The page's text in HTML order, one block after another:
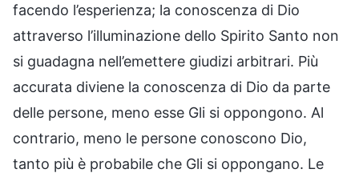
facendo l’esperienza; la conoscenza di Dio
attraverso l’illuminazione dello Spirito Santo non
si guadagna nell’emettere giudizi arbitrari. Più
accurata diviene la conoscenza di Dio da parte
delle persone, meno esse Gli si oppongono. Al
contrario, meno le persone conoscono Dio,
tanto più è probabile che Gli si oppongano. Le